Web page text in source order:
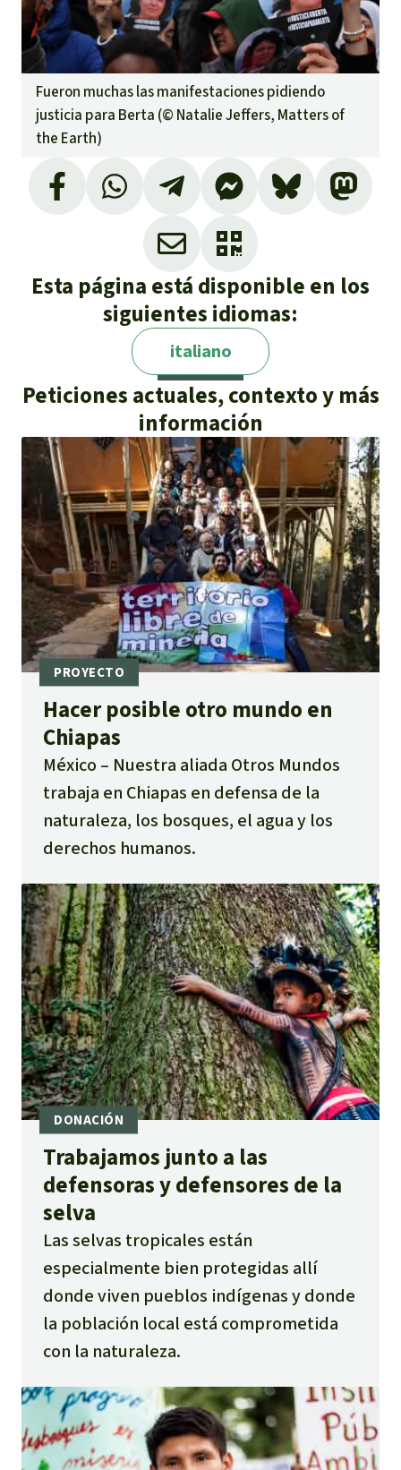
Fueron muchas las manifestaciones pidiendo
justicia para Berta (© Natalie Jeffers, Matters of
the Earth)
Esta página está disponible en los
siguientes idiomas:
italiano
Peticiones actuales, contexto y más
información
Hacer posible otro mundo en
Chiapas
México
Nuestra aliada Otros Mundos
trabaja en Chiapas en defensa de la
naturaleza, los bosques, el agua y los
derechos humanos.
Trabajamos junto a las
defensoras y defensores de la
selva
Las selvas tropicales están
especialmente bien protegidas allí
donde viven pueblos indígenas y donde
la población local está comprometida
con la naturaleza.